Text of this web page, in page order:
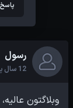
پاسخ
رسول
12 سال پیش
وبلاگتون